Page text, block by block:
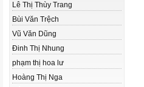
Lê Thị Thùy Trang
Bùi Văn Trệch
Vũ Văn Dũng
Đinh Thị Nhung
phạm thị hoa lư
Hoàng Thị Nga